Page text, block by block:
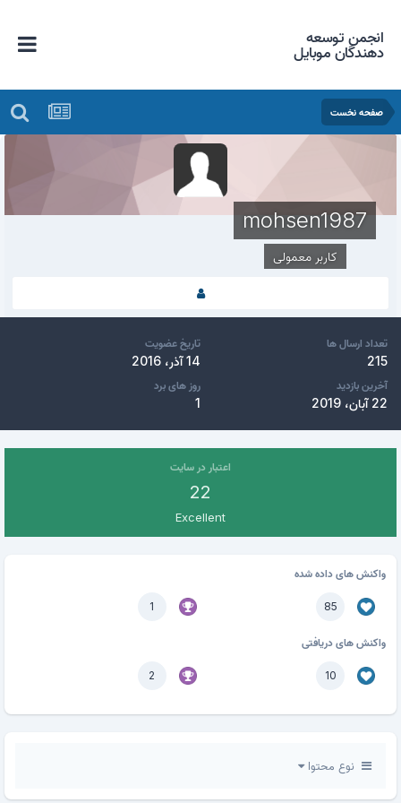
انجمن توسعه
دهندگان موبایل
صفحه نخست
mohsen1987
کاربر معمولی
تعداد ارسال ها
215
تاریخ عضویت
14 آذر، 2016
آخرین بازدید
22 آبان، 2019
روز های برد
اعتبار در سایت
22
Excellent
واکنش های داده شده
85
واکنش های دریافتی
10
2
نوع محتوا